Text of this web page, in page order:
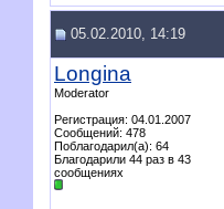
05.02.2010, 14:19
Longina
Moderator
Регистрация: 04.01.2007
Сообщений: 478
Поблагодарил(а): 64
Благодарили 44 раз в 43
сообщениях